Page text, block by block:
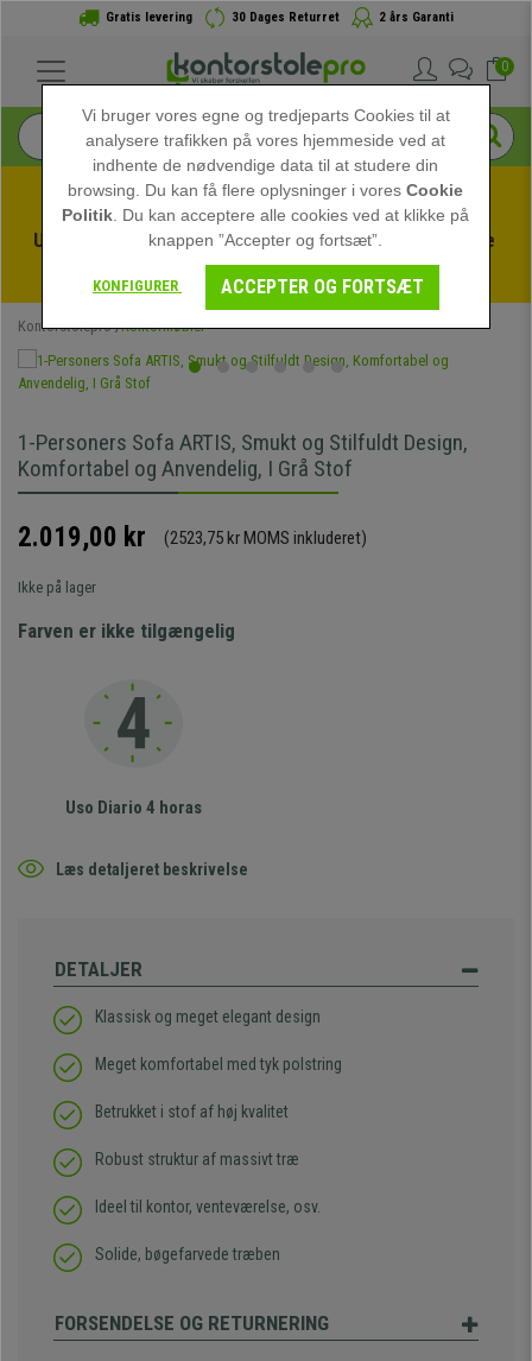
Gratis levering 30 Dages Returret 2 års Garanti
0
Udnyt sommerudsalget hos kontorstolepro! Eksklusive
rabatter i en begrænset periode - Se tilbuddet
Kontorstolepro Kontormøbler
1-Personers Sofa ARTIS, Smukt og Stilfuldt Design,
Komfortabel og Anvendelig, I Grå Stof
2.019,00 kr (2523,75 kr MOMS inkluderet)
Ikke på lager
Farven er ikke tilgængelig
Uso Diario 4 horas
Læs detaljeret beskrivelse
DETALJER
Klassisk og meget elegant design
Meget komfortabel med tyk polstring
Betrukket i stof af høj kvalitet
Robust struktur af massivt træ
Ideel til kontor, venteværelse, osv.
Solide, bøgefarvede træben
FORSENDELSE OG RETURNERING
Vi bruger vores egne og tredjeparts Cookies til at
analysere trafikken på vores hjemmeside ved at
indhente de nødvendige data til at studere din
browsing. Du kan få flere oplysninger i voresCookie
Politik . Du kan acceptere alle cookies ved at klikke på
knappen ”Accepter og fortsæt”.
KONFIGURER ACCEPTER OG FORTSÆT